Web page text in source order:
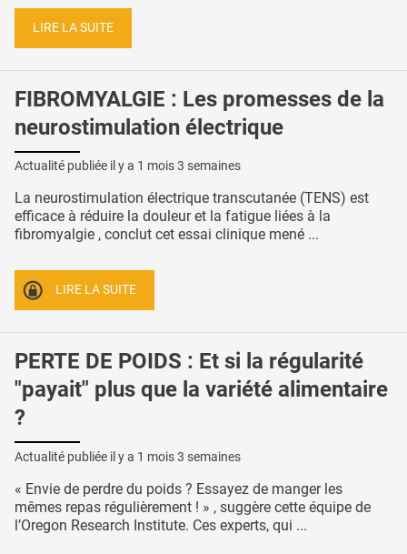
LIRE LA SUITE
FIBROMYALGIE : Les promesses de la
neurostimulation électrique
Actualité publiée il y a 1 mois 3 semaines
La neurostimulation électrique transcutanée (TENS) est
efficace à réduire la douleur et la fatigue liées à la
fibromyalgie , conclut cet essai clinique mené ...
LIRE LA SUITE
PERTE DE POIDS : Et si la régularité
"payait" plus que la variété alimentaire
?
Actualité publiée il y a 1 mois 3 semaines
« Envie de perdre du poids ? Essayez de manger les
mêmes repas régulièrement ! » , suggère cette équipe de
l’Oregon Research Institute. Ces experts, qui ...